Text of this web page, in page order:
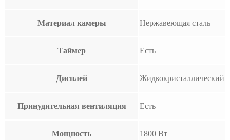
Материал камеры Нержавеющая сталь
Таймер Есть
Дисплей Жидкокристаллический
Принудительная вентиляция Есть
Мощность 1800 Вт